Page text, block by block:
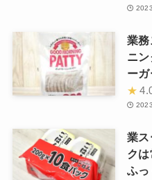
業
ニ
ーガ
★
業ス
ク
ふ